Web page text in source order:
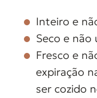
Inteiro e
Seco e não
Fresco e
expiração
ser cozido